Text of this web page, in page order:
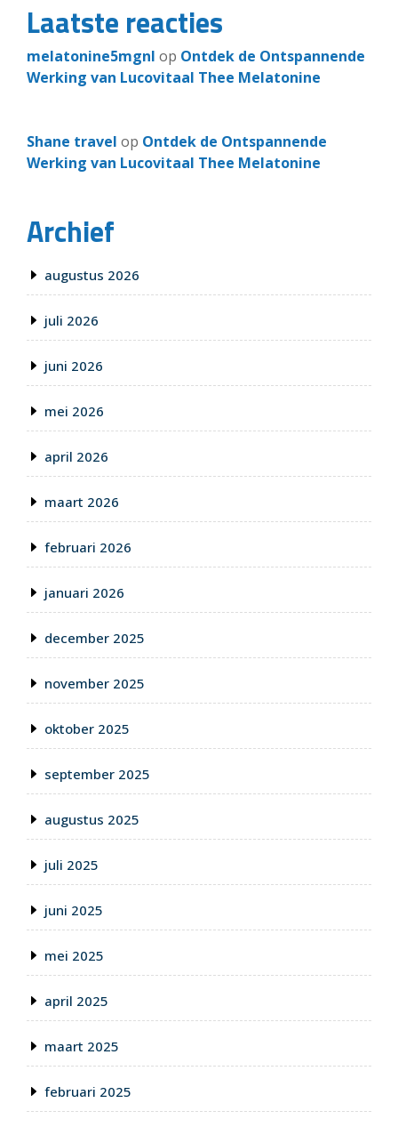
Laatste reacties
melatonine5mgnl op Ontdek de Ontspannende
Werking van Lucovitaal Thee Melatonine
Shane travel op Ontdek de Ontspannende
Werking van Lucovitaal Thee Melatonine
Archief
augustus 2026
juli 2026
juni 2026
mei 2026
april 2026
maart 2026
februari 2026
januari 2026
december 2025
november 2025
oktober 2025
september 2025
augustus 2025
juli 2025
juni 2025
mei 2025
april 2025
maart 2025
februari 2025